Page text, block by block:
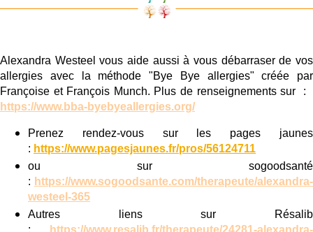
Alexandra Westeel vous aide aussi à vous débarraser de vos
allergies avec la méthode "Bye Bye allergies" créée par
Françoise et François Munch. Plus de renseignements sur :
https://www.bba-byebyeallergies.org/
Prenez rendez-vous sur les pages jaunes
: https://www.pagesjaunes.fr/pros/56124711
ou sur sogoodsanté
: https://www.sogoodsante.com/therapeute/alexandra-
westeel-365
Autres liens sur Résalib